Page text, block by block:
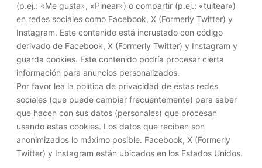
(p.ej.: «Me gusta», «Pinear») o compartir (p.ej.: «tuitear»)
en redes sociales como Facebook, X (Formerly Twitter) y
Instagram. Este contenido está incrustado con código
derivado de Facebook, X (Formerly Twitter) y Instagram y
guarda cookies. Este contenido podría procesar cierta
información para anuncios personalizados.
Por favor lea la política de privacidad de estas redes
sociales (que puede cambiar frecuentemente) para saber
que hacen con sus datos (personales) que procesan
usando estas cookies. Los datos que reciben son
anonimizados lo máximo posible. Facebook, X (Formerly
Twitter) y Instagram están ubicados en los Estados Unidos.